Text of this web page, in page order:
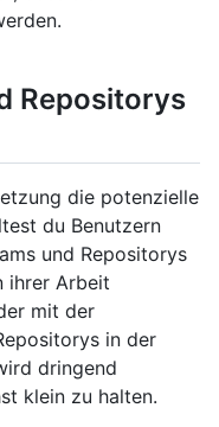
Repositorys
die potenzielle
du Benutzern
und Repositorys
ihrer Arbeit
mit der
in der
dringend
klein zu halten.